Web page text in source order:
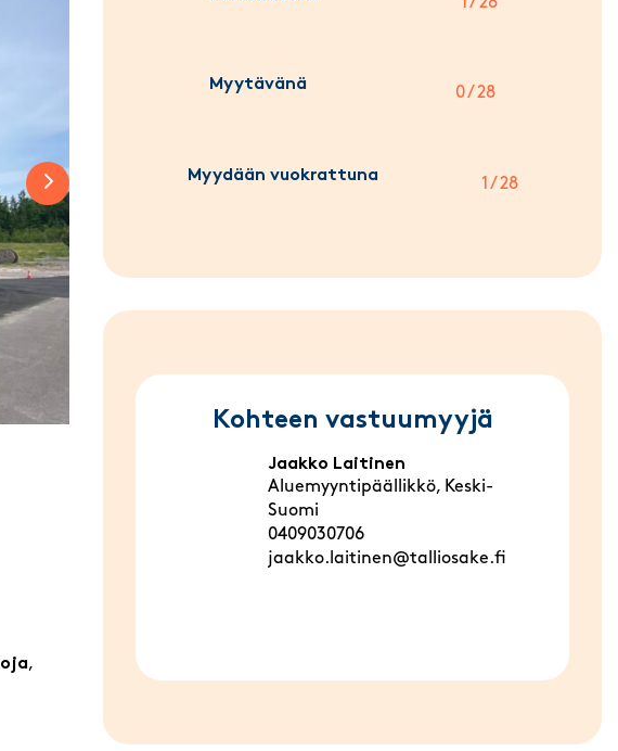
Next slide
,
Myytävänä 0 / 28
Myydään vuokrattuna 1 / 28
Kohteen vastuumyyjä
Jaakko Laitinen
Aluemyyntipäällikkö, Keski-
Suomi
0409030706
jaakko.laitinen@talliosake.fi